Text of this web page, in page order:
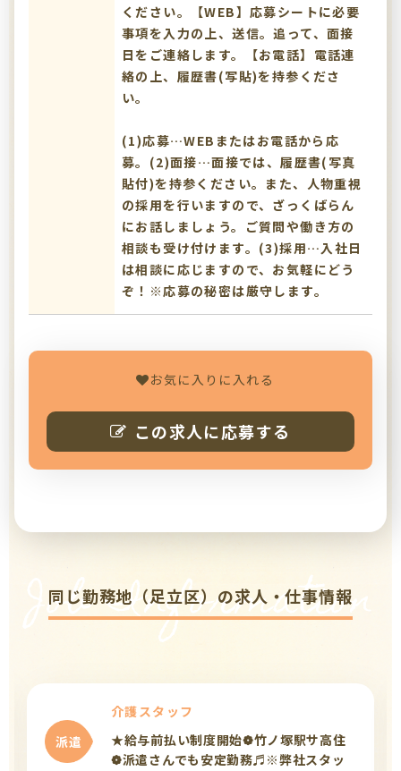
ください。【WEB】応募シートに必要
事項を入力の上、送信。追って、面接
日をご連絡します。【お電話】電話連
絡の上、履歴書(写貼)を持参くださ
い。
(1)応募…WEBまたはお電話から応
募。(2)面接…面接では、履歴書(写真
貼付)を持参ください。また、人物重視
の採用を行いますので、ざっくばらん
にお話しましょう。ご質問や働き方の
相談も受け付けます。(3)採用…入社日
は相談に応じますので、お気軽にどう
ぞ！※応募の秘密は厳守します。
お気に入りに入れる
この求人に応募する
Job Information
同じ勤務地（足立区）の求人・仕事情報
派遣
介護スタッフ
★給与前払い制度開始❁竹ノ塚駅サ高住
❁派遣さんでも安定勤務♬※弊社スタッ